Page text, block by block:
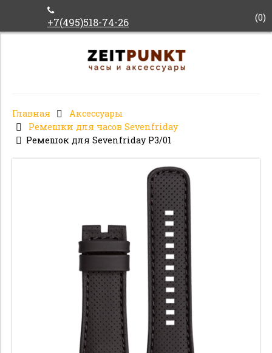
+7(495)518-74-26 (0)
Главная
Аксессуары
Ремешки для часов Sevenfriday
Ремешок для Sevenfriday P3/01